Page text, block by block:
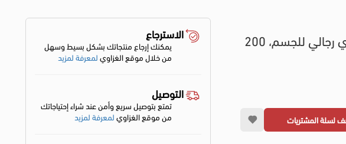
عطر فلافيا ميجا سبراي رجالي للجسم، 200
الاسترجاع
يمكنك إرجاع منتجاتك بشكل بسيط وسهل
من خلال موقع الغزاويلمعرفة لمزيد
التوصيل
تمتع بتوصيل سريع وأمن عند شراء إحتياجاتك
من موقع الغزاويلمعرفة لمزيد